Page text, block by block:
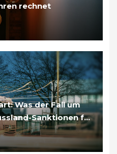
rechnet
Was der Fall um
Sanktionen für